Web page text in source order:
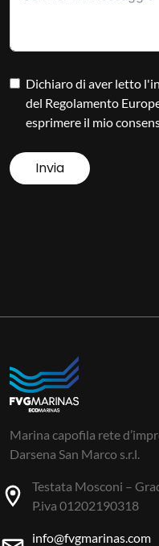
Dichiaro di aver letto
del Regolamento
esprimere il mio
Invia
Marina capofila rete
Darsena San Marco s.r.l.
Testata Mosconi –
P.iva 01202190318
info@fvgmarinas.com